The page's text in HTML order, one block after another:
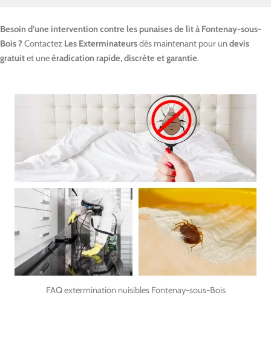
Besoin d’une intervention contre les punaises de lit à Fontenay-sous-
Bois ? Contactez Les Exterminateursdès maintenant pour undevis
gratuitet uneéradication rapide, discrète et garantie.
FAQ extermination nuisibles Fontenay-sous-Bois